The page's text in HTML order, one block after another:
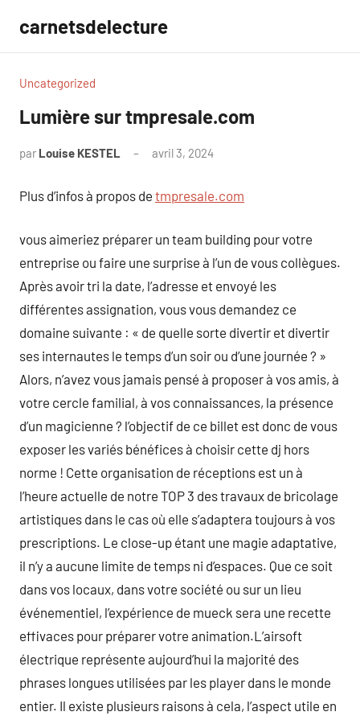
contenu
carnetsdelecture
Uncategorized
Lumière sur tmpresale.com
par Louise KESTEL avril 3, 2024
Plus d’infos à propos de tmpresale.com
vous aimeriez préparer un team building pour votre
entreprise ou faire une surprise à l’un de vous collègues.
Après avoir tri la date, l’adresse et envoyé les
différentes assignation, vous vous demandez ce
domaine suivante : « de quelle sorte divertir et divertir
ses internautes le temps d’un soir ou d’une journée ? »
Alors, n’avez vous jamais pensé à proposer à vos amis, à
votre cercle familial, à vos connaissances, la présence
d’un magicienne ? l’objectif de ce billet est donc de vous
exposer les variés bénéfices à choisir cette dj hors
norme ! Cette organisation de réceptions est un à
l’heure actuelle de notre TOP 3 des travaux de bricolage
artistiques dans le cas où elle s’adaptera toujours à vos
prescriptions. Le close-up étant une magie adaptative,
il n’y a aucune limite de temps ni d’espaces. Que ce soit
dans vos locaux, dans votre société ou sur un lieu
événementiel, l’expérience de mueck sera une recette
effivaces pour préparer votre animation.L’airsoft
électrique représente aujourd’hui la majorité des
phrases longues utilisées par les player dans le monde
entier. Il existe plusieurs raisons à cela, l’aspect utile en